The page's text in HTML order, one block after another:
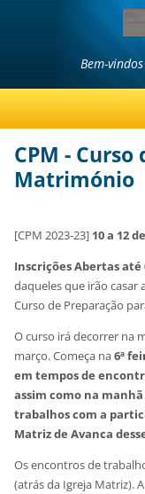
Bem-
CPM -
Matrimónio
[CPM 2023-23] 10 a 12
Inscrições Abertas até
daqueles que irão casar
Curso de Preparação
O curso irá decorrer na
março. Começa na6ª
em tempos de
assim como na
trabalhos com a
Matriz de Avanca
Os encontros de
(atrás da Igreja Matriz).